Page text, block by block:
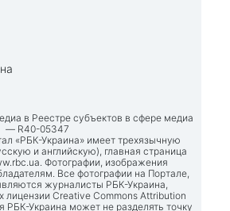
в Реестре субъектов в сфере медиа
— R40-05347
«РБК-Украина» имеет трехязычную
и английскую), главная страница
. Фотографии, изображения
Все фотографии на Портале,
журналисты РБК-Украина,
Creative Commons Attribution
РБК-Украина может не разделять точку